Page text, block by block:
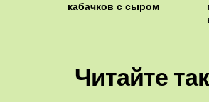
кабачков с сыром
Читайте